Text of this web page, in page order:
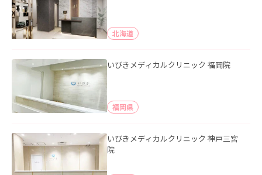
北海道
いびきメディカルクリニック 福岡院
福岡県
いびきメディカルクリニック 神戸三宮
院